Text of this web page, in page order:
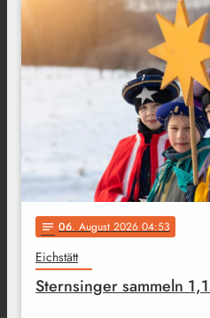
notes 06. August 2026 04:53
Eichstätt
Sternsinger sammeln